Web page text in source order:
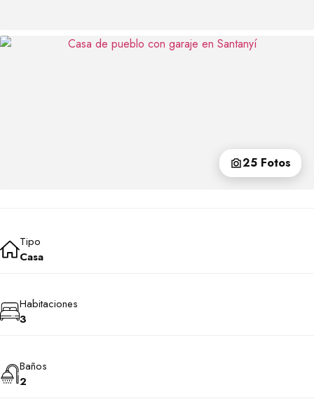
25 Fotos
Tipo
Casa
Habitaciones
3
Baños
2